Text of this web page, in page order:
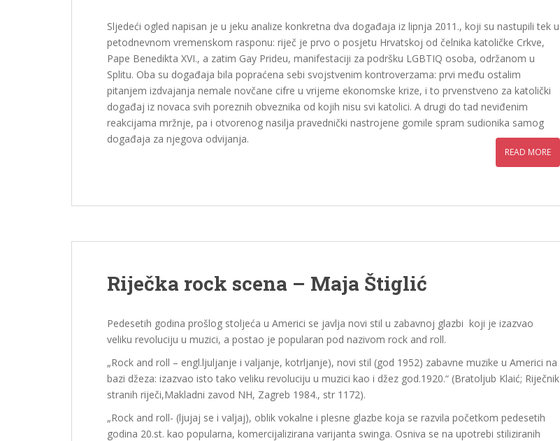
Sljedeći ogled napisan je u jeku analize konkretna dva događaja iz lipnja 2011., koji su nastupili tek u
petodnevnom vremenskom rasponu: riječ je prvo o posjetu Hrvatskoj od čelnika katoličke Crkve,
Pape Benedikta XVI., a zatim Gay Prideu, manifestaciji za podršku LGBTIQ osoba, održanom u
Splitu. Oba su događaja bila popraćena sebi svojstvenim kontroverzama: prvi među ostalim
pitanjem izdvajanja nemale novčane cifre u vrijeme ekonomske krize, i to prvenstveno za katolički
događaj iz novaca svih poreznih obveznika od kojih nisu svi katolici. A drugi do tad neviđenim
reakcijama mržnje, pa i otvorenog nasilja pravednički nastrojene gomile spram sudionika samog
događaja za njegova odvijanja.
READ MORE
Riječka rock scena – Maja Štiglić
Pedesetih godina prošlog stoljeća u Americi se javlja novi stil u zabavnoj glazbi koji je izazvao
veliku revoluciju u muzici, a postao je popularan pod nazivom rock and roll.
„Rock and roll – engl.ljuljanje i valjanje, kotrljanje), novi stil (god 1952) zabavne muzike u Americi na
bazi džeza: izazvao isto tako veliku revoluciju u muzici kao i džez god.1920.“ (Bratoljub Klaić; Riječnik
stranih riječi,Makladni zavod NH, Zagreb 1984., str 1172).
„Rock and roll- (ljujaj se i valjaj), oblik vokalne i plesne glazbe koja se razvila početkom pedesetih
godina 20.st. kao popularna, komercijalizirana varijanta swinga. Osniva se na upotrebi stiliziranih